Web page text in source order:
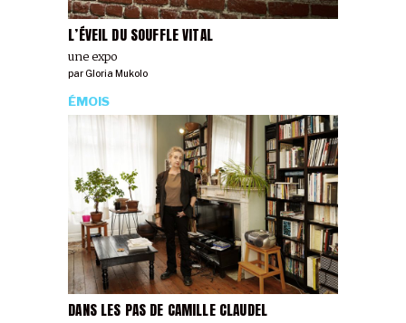
L’ÉVEIL DU SOUFFLE VITAL
une expo
parGloria Mukolo
DANS LES PAS DE CAMILLE CLAUDEL
ÉMOIS